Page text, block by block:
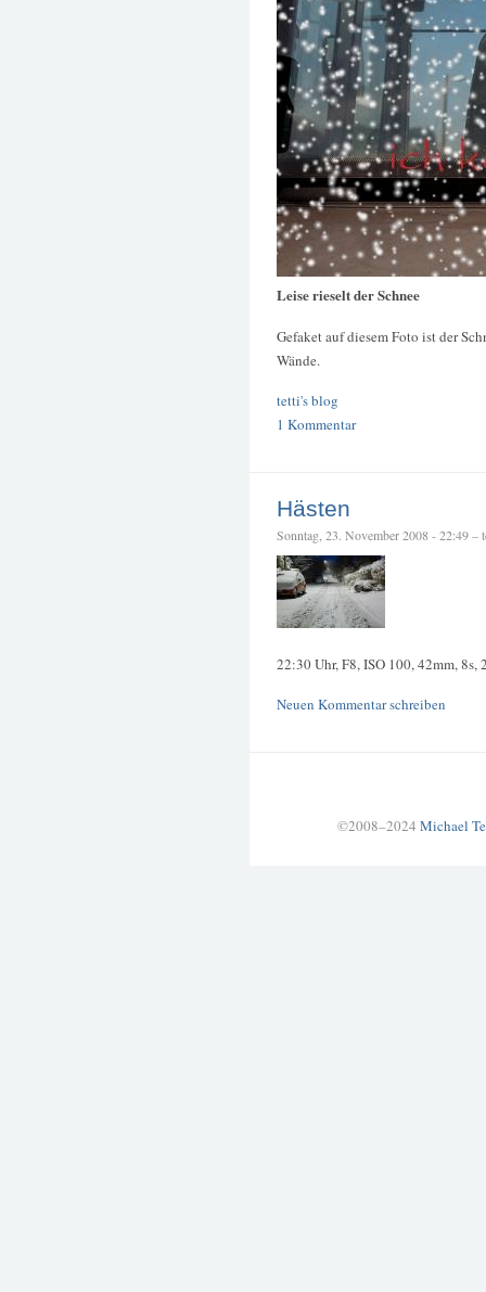
Leise rieselt der Schnee
Gefaket auf diesem Foto ist der
Wände.
tetti's blog
1 Kommentar
Hästen
Sonntag, 23. November 2008 - 22:49 –
22:30 Uhr, F8, ISO 100, 42mm,
Neuen Kommentar schreiben
©2008–2024 Michael